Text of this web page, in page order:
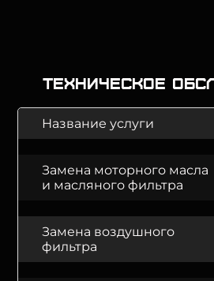
Техническое
Название услуги
Замена моторного масла
и масляного фильтра
Замена воздушного
фильтра